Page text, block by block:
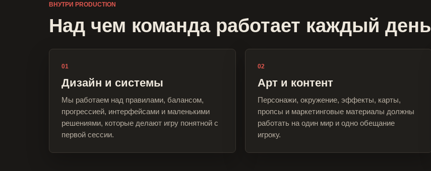
ВНУТРИ PRODUCTION
Над чем команда работает каждый день
01
Дизайн и системы
Мы работаем над правилами, балансом,
прогрессией, интерфейсами и маленькими
решениями, которые делают игру понятной с
первой сессии.
02
Арт и контент
Персонажи, окружение, эффекты, карты,
пропсы и маркетинговые материалы должны
работать на один мир и одно обещание
игроку.